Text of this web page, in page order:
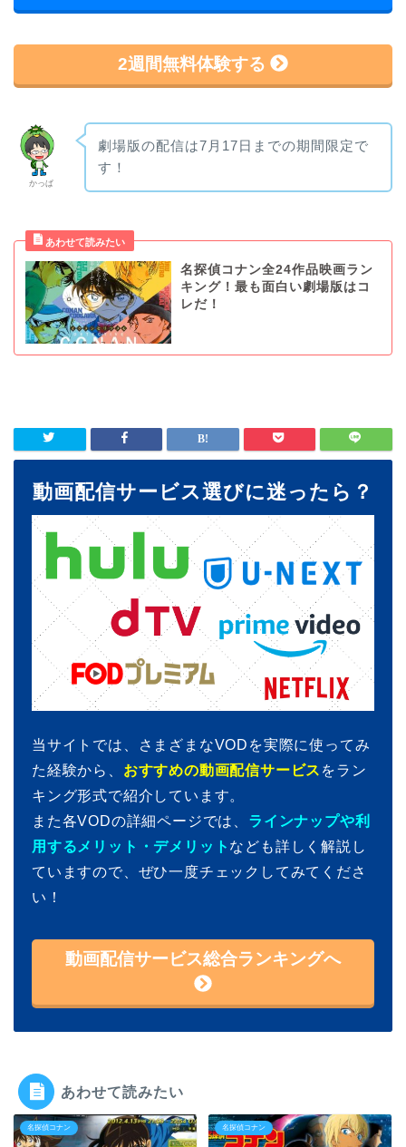
2週間無料体験する
かっぱ
劇場版の配信は7月17日までの期間限定で
す！
名探偵コナン全24作品映画ラン
キング！最も面白い劇場版はコ
レだ！
動画配信サービス選びに迷ったら？
当サイトでは、さまざまなVODを実際に使ってみ
た経験から、 おすすめの動画配信サービス をラン
キング形式で紹介しています。
また各VODの詳細ページでは、 ラインナップや利
用するメリット・デメリット なども詳しく解説し
ていますので、ぜひ一度チェックしてみてくださ
い！
動画配信サービス総合ランキングへ
あわせて読みたい
名探偵コナン 名探偵コナン